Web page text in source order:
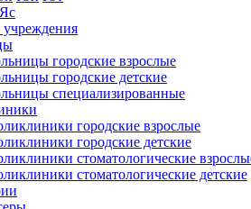
Яс
городские взрослые
городские детские
специализированные
городские взрослые
городские детские
стоматологические
стоматологические детские